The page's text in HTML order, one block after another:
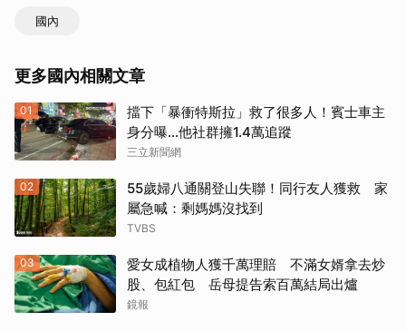
國內
更多國內相關文章
01
擋下「暴衝特斯拉」救了很多人！賓士車主
身分曝…他社群擁1.4萬追蹤
三立新聞網
02
55歲婦八通關登山失聯！同行友人獲救 家
屬急喊：剩媽媽沒找到
TVBS
03
愛女成植物人獲千萬理賠 不滿女婿拿去炒
股、包紅包 岳母提告索百萬結局出爐
鏡報